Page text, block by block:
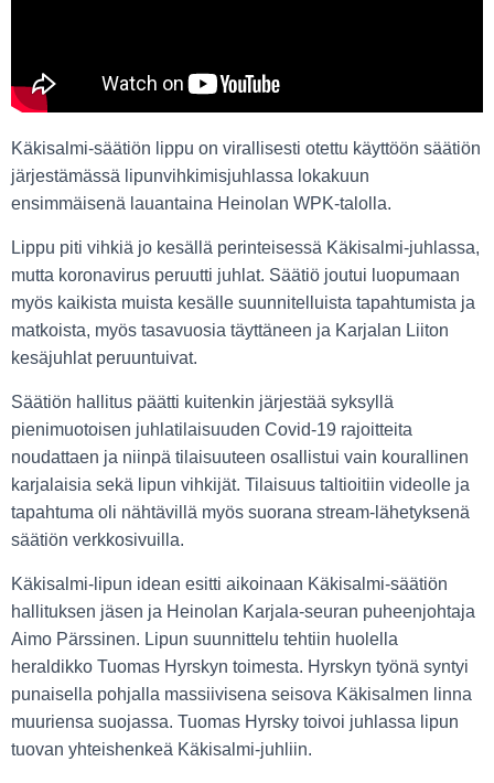
Käkisalmi-säätiön lippu on virallisesti otettu käyttöön säätiön
järjestämässä lipunvihkimisjuhlassa lokakuun
ensimmäisenä lauantaina Heinolan WPK-talolla.
Lippu piti vihkiä jo kesällä perinteisessä Käkisalmi-juhlassa,
mutta koronavirus peruutti juhlat. Säätiö joutui luopumaan
myös kaikista muista kesälle suunnitelluista tapahtumista ja
matkoista, myös tasavuosia täyttäneen ja Karjalan Liiton
kesäjuhlat peruuntuivat.
Säätiön hallitus päätti kuitenkin järjestää syksyllä
pienimuotoisen juhlatilaisuuden Covid-19 rajoitteita
noudattaen ja niinpä tilaisuuteen osallistui vain kourallinen
karjalaisia sekä lipun vihkijät. Tilaisuus taltioitiin videolle ja
tapahtuma oli nähtävillä myös suorana stream-lähetyksenä
säätiön verkkosivuilla.
Käkisalmi-lipun idean esitti aikoinaan Käkisalmi-säätiön
hallituksen jäsen ja Heinolan Karjala-seuran puheenjohtaja
Aimo Pärssinen. Lipun suunnittelu tehtiin huolella
heraldikko Tuomas Hyrskyn toimesta. Hyrskyn työnä syntyi
punaisella pohjalla massiivisena seisova Käkisalmen linna
muuriensa suojassa. Tuomas Hyrsky toivoi juhlassa lipun
tuovan yhteishenkeä Käkisalmi-juhliin.